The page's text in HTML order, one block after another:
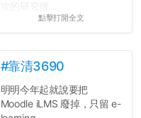
點擊打開全文
#靠清3690
明明今年起就說要把
Moodle iLMS 廢掉，只留 e-